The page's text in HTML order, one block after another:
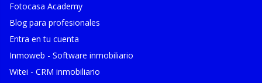
Fotocasa Academy
Blog para profesionales
Entra en tu cuenta
Inmoweb - Software inmobiliario
Witei - CRM inmobiliario